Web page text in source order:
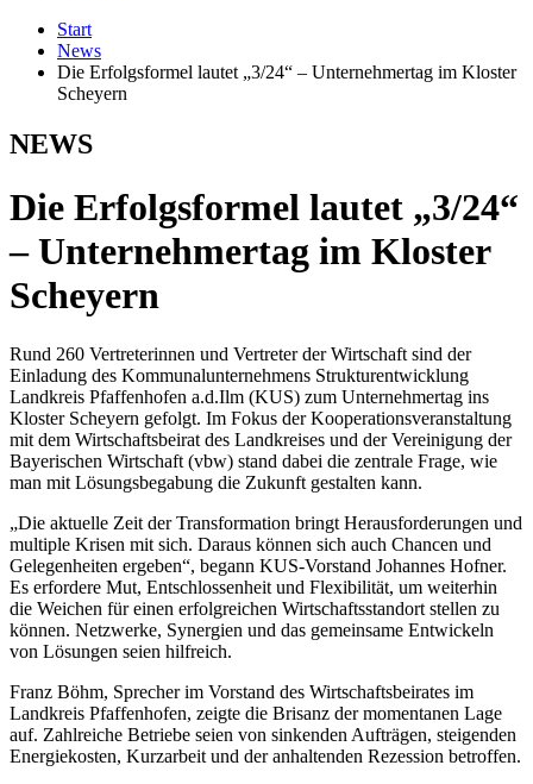
Start
News
Die Erfolgsformel lautet „3/24“ – Unternehmertag im Kloster
Scheyern
NEWS
Die Erfolgsformel lautet „3/24“
– Unternehmertag im Kloster
Scheyern
Rund 260 Vertreterinnen und Vertreter der Wirtschaft sind der
Einladung des Kommunalunternehmens Strukturentwicklung
Landkreis Pfaffenhofen a.d.Ilm (KUS) zum Unternehmertag ins
Kloster Scheyern gefolgt. Im Fokus der Kooperationsveranstaltung
mit dem Wirtschaftsbeirat des Landkreises und der Vereinigung der
Bayerischen Wirtschaft (vbw) stand dabei die zentrale Frage, wie
man mit Lösungsbegabung die Zukunft gestalten kann.
„Die aktuelle Zeit der Transformation bringt Herausforderungen und
multiple Krisen mit sich. Daraus können sich auch Chancen und
Gelegenheiten ergeben“, begann KUS-Vorstand Johannes Hofner.
Es erfordere Mut, Entschlossenheit und Flexibilität, um weiterhin
die Weichen für einen erfolgreichen Wirtschaftsstandort stellen zu
können. Netzwerke, Synergien und das gemeinsame Entwickeln
von Lösungen seien hilfreich.
Franz Böhm, Sprecher im Vorstand des Wirtschaftsbeirates im
Landkreis Pfaffenhofen, zeigte die Brisanz der momentanen Lage
auf. Zahlreiche Betriebe seien von sinkenden Aufträgen, steigenden
Energiekosten, Kurzarbeit und der anhaltenden Rezession betroffen.